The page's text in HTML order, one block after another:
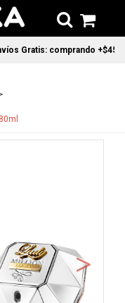
Gratis: comprando